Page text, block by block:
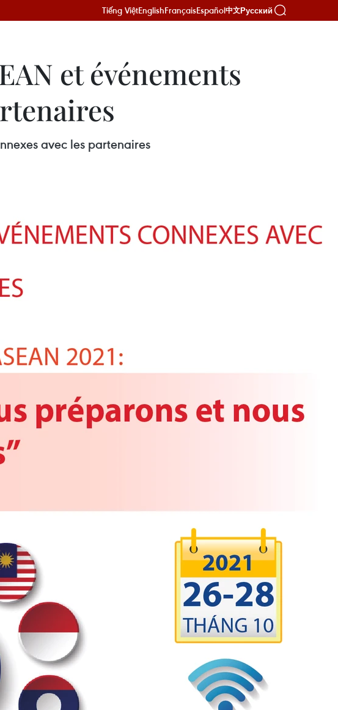
Tiếng ViệtEnglishFrançaisEspañol中文Русский
et événements
avec les partenaires